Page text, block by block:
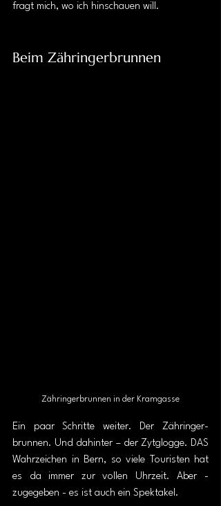
fragt mich, wo ich hinschauen will.
Beim Zähringerbrunnen
Zähringerbrunnen in der Kramgasse
Ein paar Schritte weiter. Der Zähringer-
brunnen. Und dahinter – der Zytglogge. DAS
Wahrzeichen in Bern, so viele Touristen hat
es da immer zur vollen Uhrzeit. Aber -
zugegeben - es ist auch ein Spektakel.